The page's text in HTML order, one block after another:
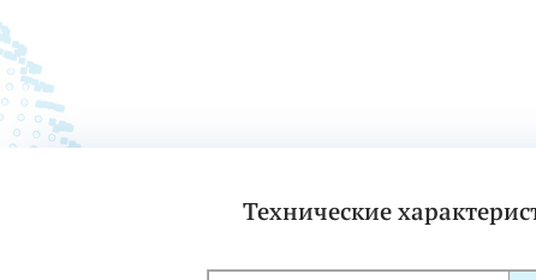
Технические